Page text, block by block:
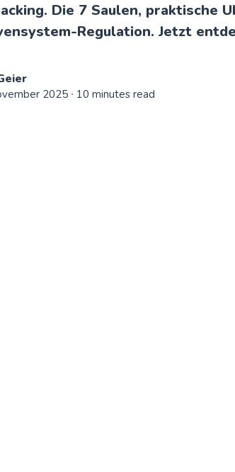
Die 7 Saulen, praktische
Regulation. Jetzt
2025 ∙ 10 minutes read